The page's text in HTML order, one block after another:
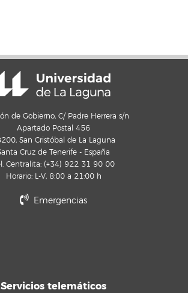
de Gobierno, C/ Padre Herrera s/n
Apartado Postal 456
San Cristóbal de La Laguna
Cruz de Tenerife - España
Centralita: (+34) 922 31 90 00
Horario: L-V, 8:00 a 21:00 h
Emergencias
Servicios telemáticos